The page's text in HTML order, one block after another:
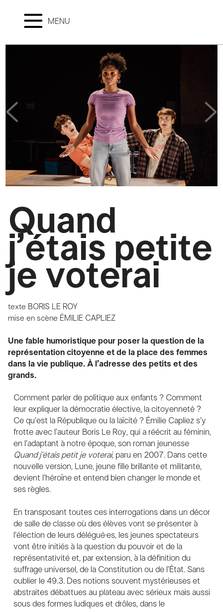
MENU
Quand
j’étais petite
je voterai
texte BORIS LE ROY
mise en scène ÉMILIE CAPLIEZ
Une fable humoristique pour poser la question de la
représentation citoyenne et de la place des femmes
dans la vie publique. À l’adresse des petits et des
grands.
Comment parler de politique aux enfants ? Comment
leur expliquer la démocratie élective, la citoyenneté ?
Ce qu’est la République ou la laïcité ? Émilie Capliez s’y
frotte avec l’auteur Boris Le Roy, qui a réécrit au féminin,
en l’adaptant à notre époque, son roman jeunesse
Quand j’étais petit je voterai, paru en 2007. Dans cette
nouvelle version, Lune, jeune fille brillante et militante,
devient l’héroïne et entend bien changer le monde et
ses règles.
En transposant toutes ces interrogations dans un décor
de salle de classe où des élèves vont se présenter à
l’élection de leurs délégué·es, les jeunes spectateurs
vont être initiés à la question du pouvoir et de la
représentativité et, par extension, à la définition du
suffrage universel, de la Constitution ou de l’État. Sans
oublier le 49.3. Des notions souvent mystérieuses et
abstraites débattues au plateau avec sérieux mais aussi
sous des formes ludiques et drôles, dans le